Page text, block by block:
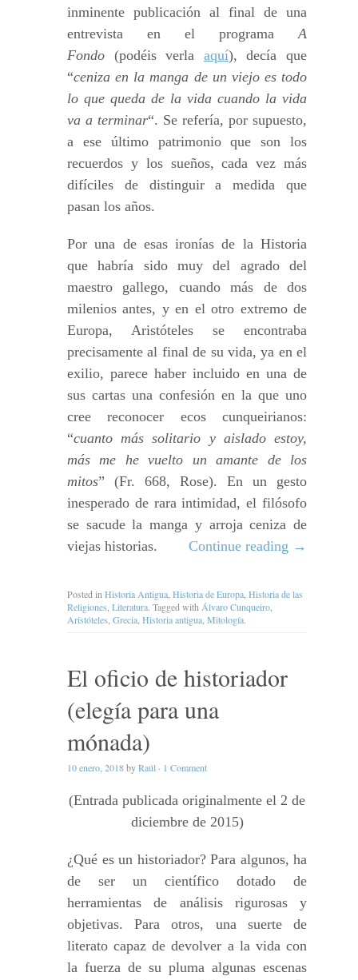
inminente publicación al final de una
entrevista en el programaA
Fondo (podéis verla aquí), decía que
“ceniza en la manga de un viejo es todo
lo que queda de la vida cuando la vida
va a terminar“. Se refería, por supuesto,
a ese último patrimonio que son los
recuerdos y los sueños, cada vez más
difíciles de distinguir a medida que
pasan los años.
Por una de esas ironías de la Historia
que habría sido muy del agrado del
maestro gallego, cuando más de dos
milenios antes, y en el otro extremo de
Europa, Aristóteles se encontraba
precisamente al final de su vida, ya en el
exilio, parece haber incluido en una de
sus cartas una confesión en la que uno
cree reconocer ecos cunqueirianos:
“cuanto más solitario y aislado estoy,
más me he vuelto un amante de los
mitos” (Fr. 668, Rose). En un gesto
inesperado de rara intimidad, el filósofo
se sacude la manga y arroja ceniza de
viejas historias.
Continue reading →
Posted in Historia Antigua Historia de Europa Historia de las
Religiones Literatura. Tagged with Álvaro Cunqueiro
Aristóteles Grecia Historia antigua Mitología.
El oficio de historiador
(elegía para una
mónada)
10 enero, 2018byRaúl · 1 Comment
(Entrada publicada originalmente el 2 de
diciembre de 2015)
¿Qué es un historiador? Para algunos, ha
de ser un científico dotado de
herramientas de análisis rigurosas y
objetivas. Para otros, una suerte de
literato capaz de devolver a la vida con
la fuerza de su pluma algunas escenas